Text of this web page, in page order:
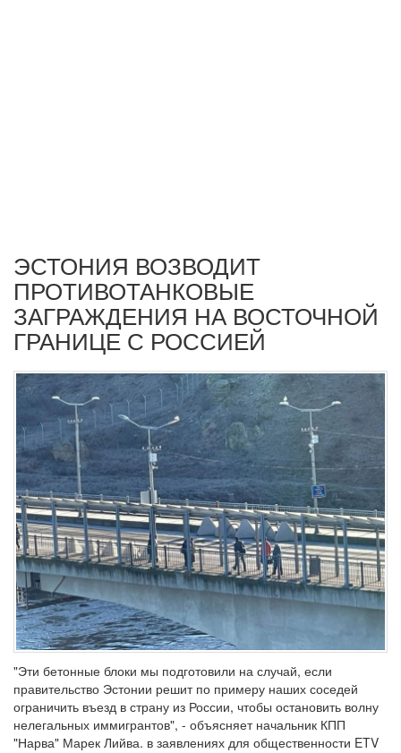
ЭСТОНИЯ ВОЗВОДИТ
ПРОТИВОТАНКОВЫЕ
ЗАГРАЖДЕНИЯ НА ВОСТОЧНОЙ
ГРАНИЦЕ С РОССИЕЙ
"Эти бетонные блоки мы подготовили на случай, если
правительство Эстонии решит по примеру наших соседей
ограничить въезд в страну из России, чтобы остановить волну
нелегальных иммигрантов", - объясняет начальник КПП
"Нарва" Марек Лийва. в заявлениях для общественности ETV